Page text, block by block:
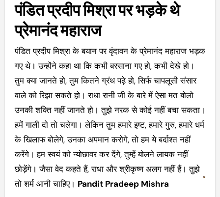
पंडित प्रदीप मिश्रा पर भड़के थे
प्रेमानंद महाराज
पंडित प्रदीप मिश्रा के बयान पर वृंदावन के प्रेमानंद महाराज भड़क
गए थे। उन्होंने कहा था कि कभी बरसाना गए हो, कभी देखे हो।
तुम क्या जानते हो, तुम कितने ग्रंथ पढ़े हो, सिर्फ चापलूसी संसार
वाले को रिझा सकते हो। राधा रानी जी के बारे में ऐसा मत बोलो
उनकी शक्ति नहीं जानते हो। तुझे नरक से कोई नहीं बचा सकता।
हमें गाली दो तो चलेगा। लेकिन तुम हमारे इष्ट, हमारे गुरु, हमारे धर्म
के खिलाफ बोलेगे, उनका अपमान करोगे, तो हम ये बर्दाश्त नहीं
करेंगे। हम स्वयं को न्योछावर कर देंगे, तुम्हें बोलने लायक नहीं
छोड़ेंगे। जैसा वेद कहते हैं, राधा और श्रीकृष्ण अलग नहीं हैं। तुझे
तो शर्म आनी चाहिए। Pandit Pradeep Mishra